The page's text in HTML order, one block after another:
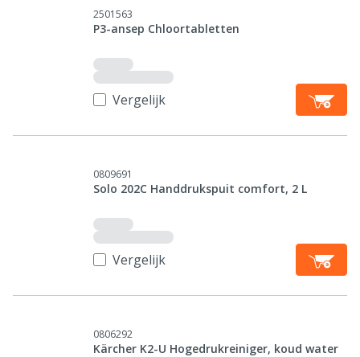
2501563
P3-ansep Chloortabletten
Vergelijk
0809691
Solo 202C Handdrukspuit comfort, 2 L
Vergelijk
0806292
Kärcher K2-U Hogedrukreiniger, koud water